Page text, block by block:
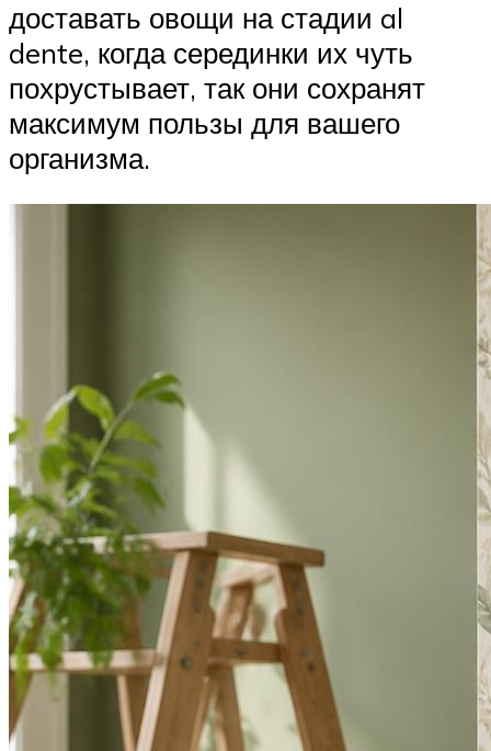
доставать овощи на стадии al
dente, когда серединки их чуть
похрустывает, так они сохранят
максимум пользы для вашего
организма.